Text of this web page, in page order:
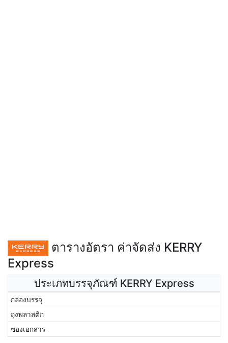
ตารางอัตรา ค่าจัดส่ง KERRY
Express
ประเภทบรรจุภัณฑ์ KERRY Express
กล่องบรรจุ
ถุงพลาสติก
ซองเอกสาร